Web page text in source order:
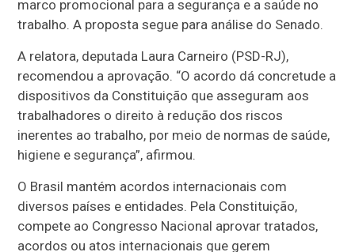
marco promocional para a segurança e a saúde no
trabalho. A proposta segue para análise do Senado.
A relatora, deputada Laura Carneiro (PSD-RJ),
recomendou a aprovação. “O acordo dá concretude a
dispositivos da Constituição que asseguram aos
trabalhadores o direito à redução dos riscos
inerentes ao trabalho, por meio de normas de saúde,
higiene e segurança”, afirmou.
O Brasil mantém acordos internacionais com
diversos países e entidades. Pela Constituição,
compete ao Congresso Nacional aprovar tratados,
acordos ou atos internacionais que gerem